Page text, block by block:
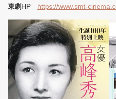
東劇HP https://www.smt-